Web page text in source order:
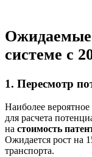
Ожидаемые
системе с
1. Пересмотр
Наиболее
для расчета
на стоимость
Ожидается рост на
транспорта.